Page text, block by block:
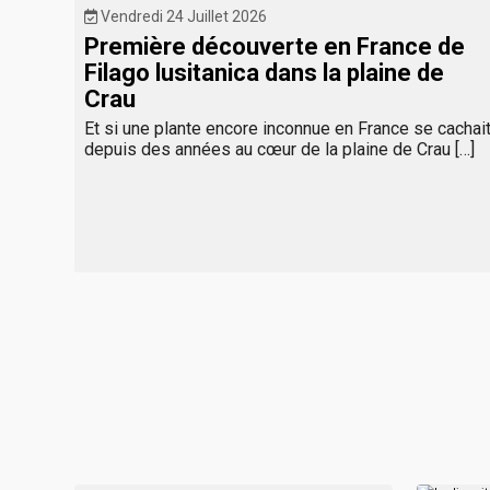
Vendredi 24 Juillet 2026
Première découverte en France de
Filago lusitanica dans la plaine de
Crau
Et si une plante encore inconnue en France se cachait
depuis des années au cœur de la plaine de Crau […]